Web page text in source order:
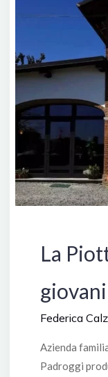
La
Federica
Azienda
Padroggi